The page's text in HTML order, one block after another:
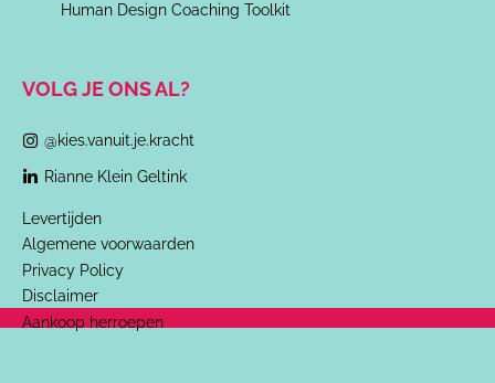
Human Design Coaching Toolkit
VOLG JE ONS AL?
@kies.vanuit.je.kracht
Rianne Klein Geltink
Levertijden
Algemene voorwaarden
Privacy Policy
Disclaimer
Aankoop herroepen